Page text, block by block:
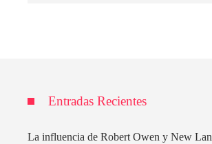
Entradas Recientes
La influencia de Robert Owen y New